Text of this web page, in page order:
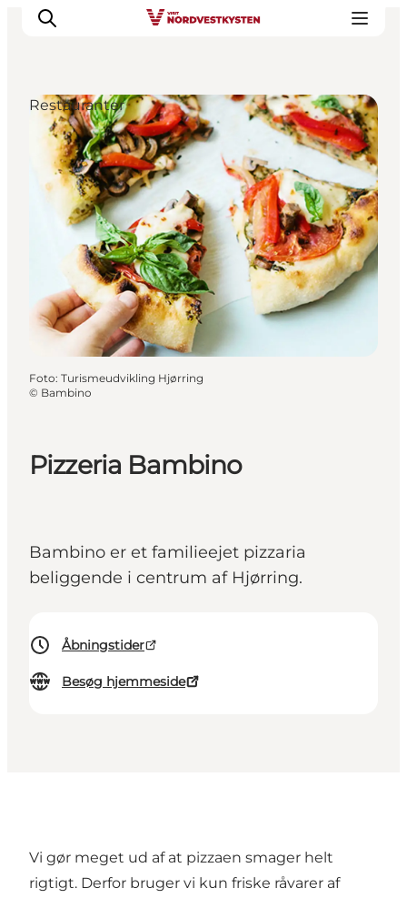
Feriesteder
Inspiration
Handicapvenlig ferie
Events
Overnatning
Planlæg din ferie
Pizzeria Bambino
Bambino er et familieejet pizzaria
beliggende i centrum af Hjørring.
Åbningstider
Besøg hjemmeside
Restauranter
Foto: Turismeudvikling Hjørring
© Bambino
Vi gør meget ud af at pizzaen smager helt
rigtigt. Derfor bruger vi kun friske råvarer af